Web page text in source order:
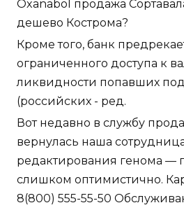
Oxanabol продажа
дешево Кострома?
Кроме того, банк
ограниченного доступа к
ликвидности попавших
(российских - ред.
Вот недавно в службу
вернулась наша
редактирования генома —
слишком оптимистично.
8(800) 555-55-50